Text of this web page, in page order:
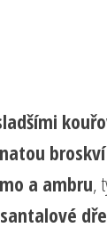
broskví
a ambru,
santalové